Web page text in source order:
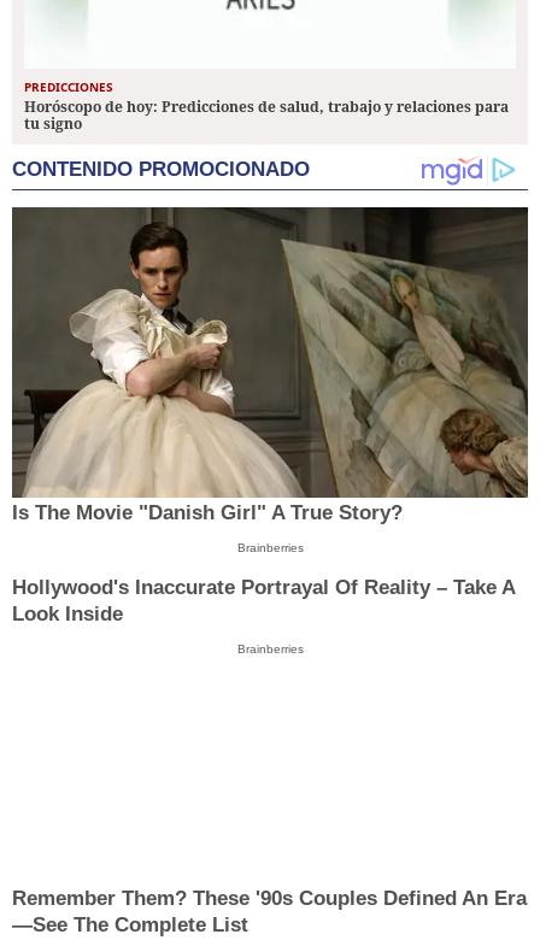
PREDICCIONES
Horóscopo de hoy: Predicciones de salud, trabajo y relaciones para
tu signo
CONTENIDO PROMOCIONADO
Is The Movie "Danish Girl" A True Story?
Brainberries
Hollywood's Inaccurate Portrayal Of Reality – Take A
Look Inside
Brainberries
Remember Them? These '90s Couples Defined An Era
—See The Complete List